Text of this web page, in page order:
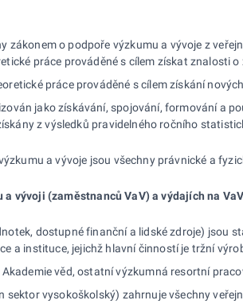
zákonem o podpoře výzkumu a vývoje z
práce prováděné s cílem získat
práce prováděné s cílem získání
jako získávání, spojování, formování a
z výsledků pravidelného ročního
a vývoje jsou všechny právnické a
a vývoji (zaměstnanců VaV)a výdajích na VaV
dostupné finanční a lidské zdroje) jsou
a instituce, jejichž hlavní činností je tržní
věd, ostatní výzkumná resortní
sektor vysokoškolský) zahrnuje všechny